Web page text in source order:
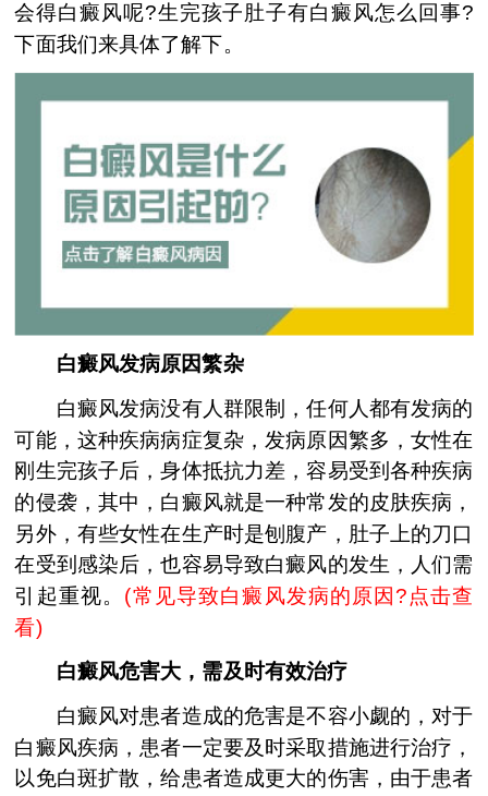
会得白癜风呢?生完孩子肚子有白癜风怎么回事?
下面我们来具体了解下。
白癜风发病原因繁杂
白癜风发病没有人群限制，任何人都有发病的
可能，这种疾病病症复杂，发病原因繁多，女性在
刚生完孩子后，身体抵抗力差，容易受到各种疾病
的侵袭，其中，白癜风就是一种常发的皮肤疾病，
另外，有些女性在生产时是刨腹产，肚子上的刀口
在受到感染后，也容易导致白癜风的发生，人们需
引起重视。 (常见导致白癜风发病的原因?点击查
看)
白癜风危害大，需及时有效治疗
白癜风对患者造成的危害是不容小觑的，对于
白癜风疾病，患者一定要及时采取措施进行治疗，
以免白斑扩散，给患者造成更大的伤害，由于患者